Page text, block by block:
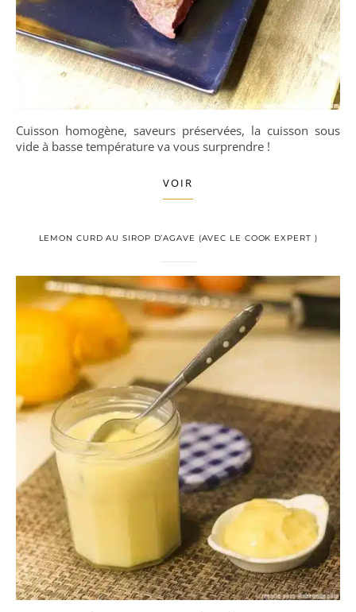
Cuisson homogène, saveurs préservées, la cuisson sous
vide à basse température va vous surprendre !
VOIR
LEMON CURD AU SIROP D’AGAVE (AVEC LE COOK EXPERT )